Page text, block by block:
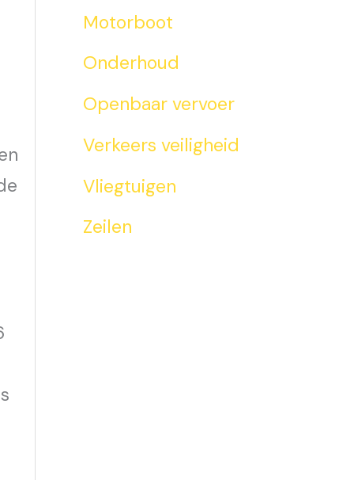
Motorboot
Onderhoud
Openbaar vervoer
Verkeers veiligheid
Vliegtuigen
Zeilen